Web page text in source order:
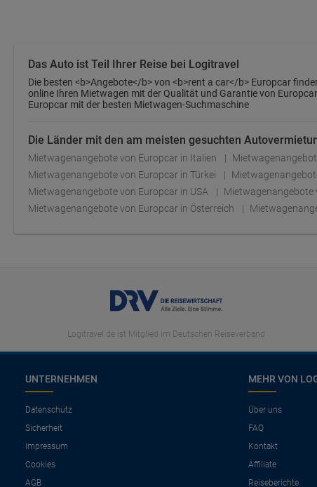
Das Auto ist Teil Ihrer Reise bei Logitravel
Die besten <b>Angebote</b> von <b>rent a car</b> Europcar
online Ihren Mietwagen mit der Qualität und Garantie von
Europcar mit der besten Mietwagen-Suchmaschine
Die Länder mit den am meisten gesuchten
Mietwagenangebote von Europcar in Italien
Mietwagenangebote von Europcar in Türkei
Mietwagenangebote von Europcar in USA
Mietwagenangebote
Mietwagenangebote von Europcar in Österreich
Logitravel.de ist Mitglied im Deutschen Reiseverband
UNTERNEHMEN
Datenschutz
Sicherheit
Impressum
Cookies
AGB
MEHR VON
Über uns
FAQ
Kontakt
Affiliate
Reiseberichte